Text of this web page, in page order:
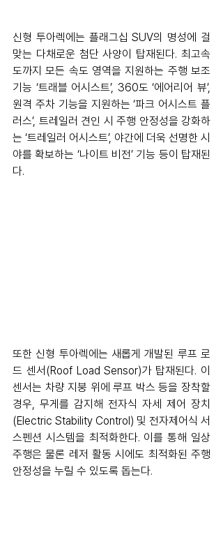
신형 투아렉에는 플래그십 SUV의 명성에 걸
맞는 다채로운 첨단 사양이 탑재된다. 최고속
도까지 모든 속도 영역을 지원하는 주행 보조
기능 ‘트래블 어시스트’, 360도 ‘에어리어 뷰’,
원격 주차 기능을 지원하는 ‘파크 어시스트 플
러스’, 트레일러 견인 시 주행 안정성을 강화하
는 ‘트레일러 어시스트’, 야간에 더욱 선명한 시
야를 확보하는 ‘나이트 비전’ 기능 등이 탑재된
다.
또한 신형 투아렉에는 새롭게 개발된 루프 로
드 센서(Roof Load Sensor)가 탑재된다. 이
센서는 차량 지붕 위에 루프 박스 등을 장착할
경우, 무게를 감지해 전자식 자세 제어 장치
(Electric Stability Control) 및 전자제어식 서
스펜션 시스템을 최적화한다. 이를 통해 일상
주행은 물론 레저 활동 시에도 최적화된 주행
안정성을 누릴 수 있도록 돕는다.